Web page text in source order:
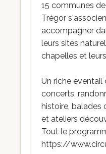
15 communes
Trégor
accompagner
leurs sites
chapelles et
Un riche éventail
concerts,
histoire, balades
et ateliers
Tout le
https://